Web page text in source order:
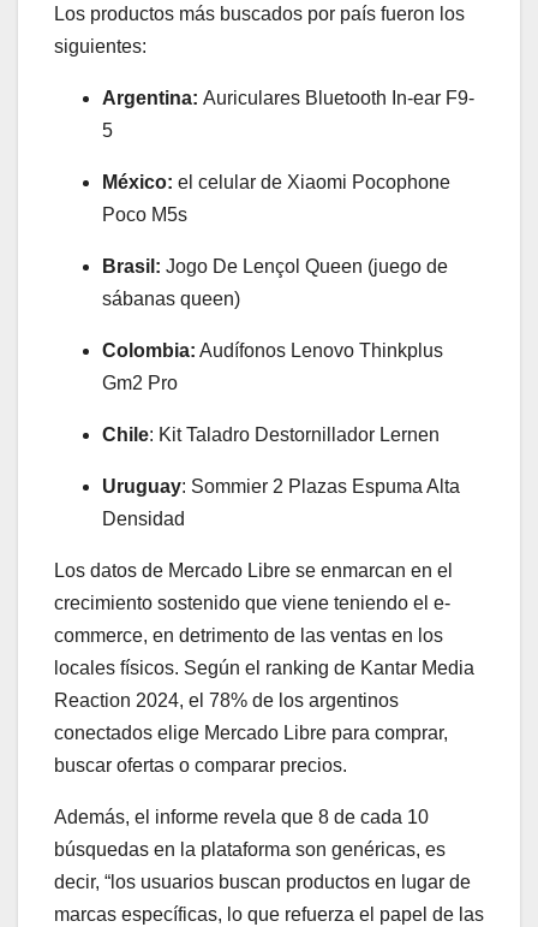
Los productos más buscados por país fueron los
siguientes:
Argentina: Auriculares Bluetooth In-ear F9-
5
México: el celular de Xiaomi Pocophone
Poco M5s
Brasil: Jogo De Lençol Queen (juego de
sábanas queen)
Colombia: Audífonos Lenovo Thinkplus
Gm2 Pro
Chile: Kit Taladro Destornillador Lernen
Uruguay: Sommier 2 Plazas Espuma Alta
Densidad
Los datos de Mercado Libre se enmarcan en el
crecimiento sostenido que viene teniendo el e-
commerce, en detrimento de las ventas en los
locales físicos. Según el ranking de Kantar Media
Reaction 2024, el 78% de los argentinos
conectados elige Mercado Libre para comprar,
buscar ofertas o comparar precios.
Además, el informe revela que 8 de cada 10
búsquedas en la plataforma son genéricas, es
decir, “los usuarios buscan productos en lugar de
marcas específicas, lo que refuerza el papel de las